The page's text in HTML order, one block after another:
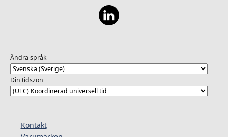
Ändra språk
Din tidszon
Kontakt